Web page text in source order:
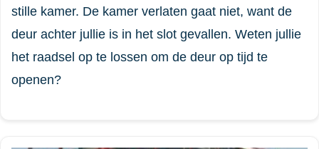
stille kamer. De kamer verlaten gaat niet, want de
deur achter jullie is in het slot gevallen. Weten jullie
het raadsel op te lossen om de deur op tijd te
openen?